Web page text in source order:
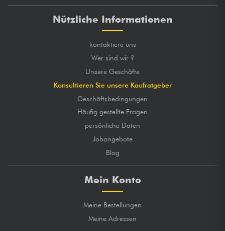
Nützliche Informationen
kontaktiere uns
Wer sind wir ?
Unsere Geschäfte
Konsultieren Sie unsere Kaufratgeber
Geschäftsbedingungen
Häufig gestellte Fragen
persönliche Daten
Jobangebote
Blog
Mein Konto
Meine Bestellungen
Meine Adressen